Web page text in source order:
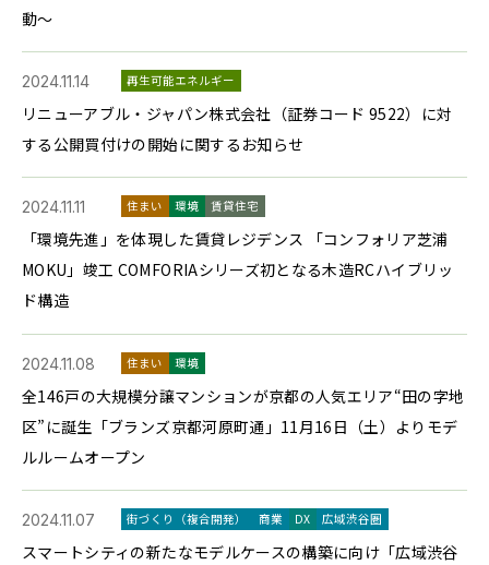
動～
2024.11.14 再生可能エネルギー
リニューアブル・ジャパン株式会社（証券コード 9522）に対
する公開買付けの開始に関するお知らせ
2024.11.11 住まい 環境 賃貸住宅
「環境先進」を体現した賃貸レジデンス 「コンフォリア芝浦
MOKU」竣工 COMFORIAシリーズ初となる木造RCハイブリッ
ド構造
2024.11.08 住まい 環境
全146戸の大規模分譲マンションが京都の人気エリア“田の字地
区”に誕生「ブランズ京都河原町通」11月16日（土）よりモデ
ルルームオープン
2024.11.07 街づくり（複合開発） 商業 DX 広域渋谷圏
スマートシティの新たなモデルケースの構築に向け「広域渋谷